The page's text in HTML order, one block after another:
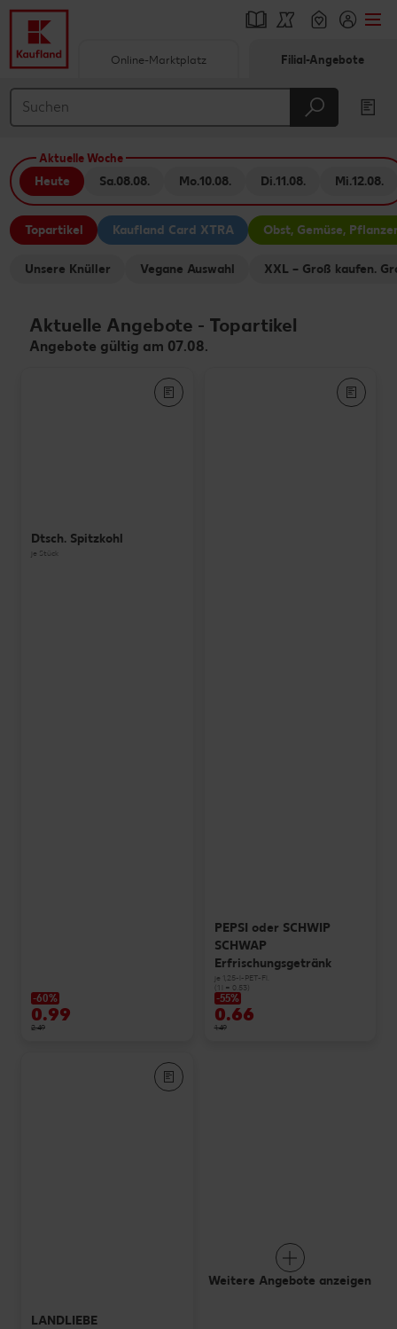
Hauptinhalt
Footer
Schwebender Seitenbereich
Online-Marktplatz Filial-Angebote
Aktuelle Woche
Heute Sa.08.08. Mo.10.08. Di.11.08. Mi.12.08.
Topartikel Kaufland Card XTRA Obst, Gemüse,
Unsere Knüller Vegane Auswahl XXL – Groß kaufen.
Aktuelle Angebote - Topartikel
Angebote gültig am 07.08.
Dtsch. Spitzkohl
je Stück
-60%
0.99
2.49
PEPSI oder SCHWIP
SCHWAP
Erfrischungsgetränk
je 1,25-l-PET-Fl.
(1 l = 0.53)
-55%
0.66
1.49
LANDLIEBE
Weitere Angebote anzeigen